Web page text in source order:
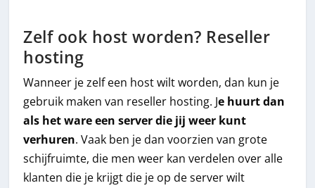
Zelf ook host worden? Reseller
hosting
Wanneer je zelf een host wilt worden, dan kun je
gebruik maken van reseller hosting. Je huurt dan
als het ware een server die jij weer kunt
verhuren. Vaak ben je dan voorzien van grote
schijfruimte, die men weer kan verdelen over alle
klanten die je krijgt die je op de server wilt